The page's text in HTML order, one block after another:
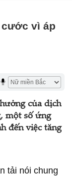
cước vì áp
của dịch
một số ứng
đến việc tăng
tải nói chung